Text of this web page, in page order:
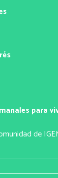
para
de